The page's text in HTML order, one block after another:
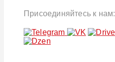
Присоединяйтесь к нам: